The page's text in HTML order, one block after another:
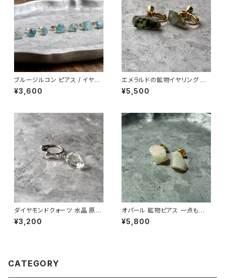
ブルージルコン ピアス / イヤリ
ング アレルギー対応 アレルギー
対応 原石 鉱物 パワーストーン
¥3,600
エメラルドの鉱物イヤリング 一
点もの 原石 天然石 ハンドメイ
ド アクセサリー パワーストーン
¥5,500
ダイヤモンドクォーツ 水晶 原石
イヤーカフ 一点もの 鉱物 天然
石 ハンドメイド アクセサリー パ
¥3,200
オパール 鉱物ピアス 一点もの
原石 天然石 金属アレルギー対
応 ハンドメイド アクセサリー パ
¥5,800
CATEGORY